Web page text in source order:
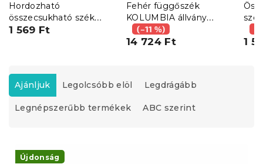
Hordozható
összecsukható szék
VENTO 38 cm, fekete
1 569 Ft
Fehér függőszék
KOLUMBIA állvány
nélkül, bézs-fehér
díszpárna háttámlával +
(–11 %)
14 724 Ft 1
T
e
r
m
e
Ajánljuk Legolcsóbb elöl Legdrágább
Legnépszerűbb termékek ABC szerint
Újdonság